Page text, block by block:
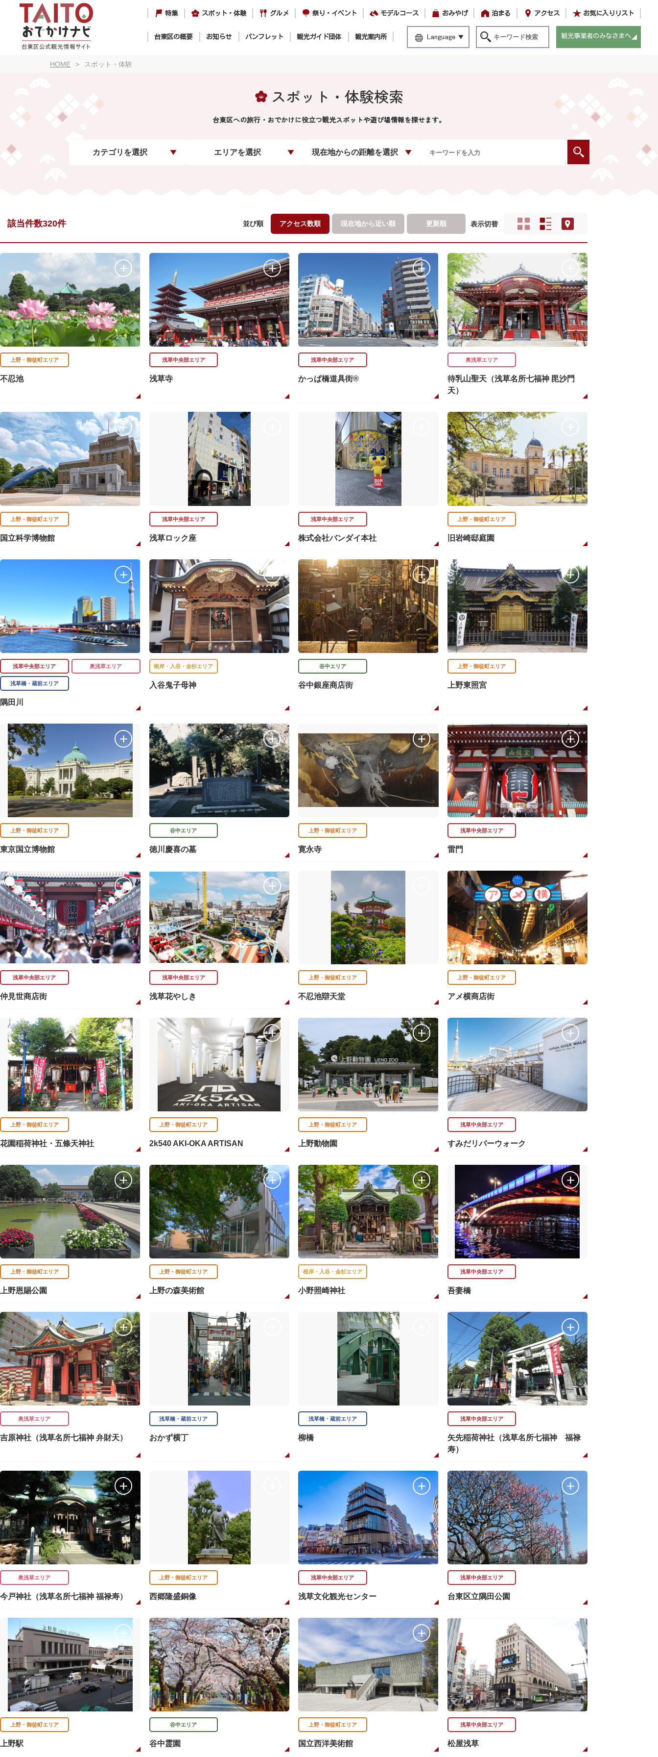
特集 スポット・体験 グルメ 祭り・イベント モデルコース おみやげ 泊まる アクセス お気に入りリスト
台東区の概要 お知らせ パンフレット 観光ガイド団体 観光案内所 Language 観光事業者のみなさまへ
HOME スポット・体験
スポット・体験検索
台東区への旅行・おでかけに役立つ観光スポットや遊び場情報を探せます。
カテゴリを選択 エリアを選択 現在地からの距離を選択
該当件数320件 並び順 アクセス数順 現在地から近い順 更新順 表示切替
上野・御徒町エリア
不忍池
浅草中央部エリア
浅草寺
浅草中央部エリア
かっぱ橋道具街®
奥浅草エリア
待乳山聖天（浅草名所七福神 毘沙門
天）
上野・御徒町エリア
国立科学博物館
浅草中央部エリア
浅草ロック座
浅草中央部エリア
株式会社バンダイ本社
上野・御徒町エリア
旧岩崎邸庭園
浅草中央部エリア 奥浅草エリア
浅草橋・蔵前エリア
隅田川
根岸・入谷・金杉エリア
入谷鬼子母神
谷中エリア
谷中銀座商店街
上野・御徒町エリア
上野東照宮
上野・御徒町エリア
東京国立博物館
谷中エリア
徳川慶喜の墓
上野・御徒町エリア
寛永寺
浅草中央部エリア
雷門
浅草中央部エリア
仲見世商店街
浅草中央部エリア
浅草花やしき
上野・御徒町エリア
不忍池辯天堂
上野・御徒町エリア
アメ横商店街
上野・御徒町エリア
花園稲荷神社・五條天神社
上野・御徒町エリア
2k540 AKI-OKA ARTISAN
上野・御徒町エリア
上野動物園
浅草中央部エリア
すみだリバーウォーク
上野・御徒町エリア
上野恩賜公園
上野・御徒町エリア
上野の森美術館
根岸・入谷・金杉エリア
小野照崎神社
浅草中央部エリア
吾妻橋
奥浅草エリア
吉原神社（浅草名所七福神 弁財天）
浅草橋・蔵前エリア
おかず横丁
浅草橋・蔵前エリア
柳橋
浅草中央部エリア
矢先稲荷神社（浅草名所七福神 福禄
寿）
奥浅草エリア
今戸神社（浅草名所七福神 福禄寿）
上野・御徒町エリア
西郷隆盛銅像
浅草中央部エリア
浅草文化観光センター
浅草中央部エリア
台東区立隅田公園
上野・御徒町エリア
上野駅
谷中エリア
谷中霊園
上野・御徒町エリア
国立西洋美術館
浅草中央部エリア
松屋浅草